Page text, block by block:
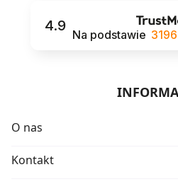
4.9
Na podstawie 3196
O nas
Kontakt